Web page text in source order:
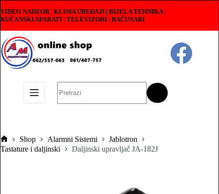
to
content
VIDEO NADZOR | KLIMA UREĐAJI | BIJELA TEHNIKA |
KUĆANSKI APARATI | TELEVIZORI | RAČUNARI
results
Pocetna
Shop Alarmni Sistemi
Jablotron
Tastature i daljinski
Daljinski upravljač JA-182J